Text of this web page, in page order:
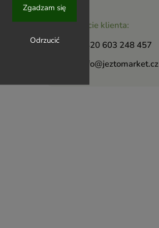
Odrzucić
Zgadzam się
Wsparcie klienta:
+420 603 248 457
info@jeztomarket.cz